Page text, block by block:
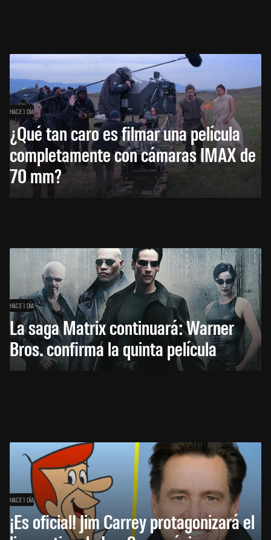
HACE 1 DÍA
¿Qué tan caro es filmar una película
completamente con cámaras IMAX de
70 mm?
HACE 1 DÍA
La saga Matrix continuará: Warner
Bros. confirma la quinta película
HACE 1 DÍA
¡Es oficial! Jim Carrey protagonizará el